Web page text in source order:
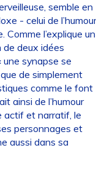
semble en
- celui de l’humour
l’explique un
de deux idées
une synapse se
de simplement
comme le font
ainsi de l’humour
actif et narratif, le
personnages et
aussi dans sa